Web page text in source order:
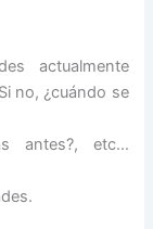
actualmente
no, ¿cuándo se
antes?, etc…